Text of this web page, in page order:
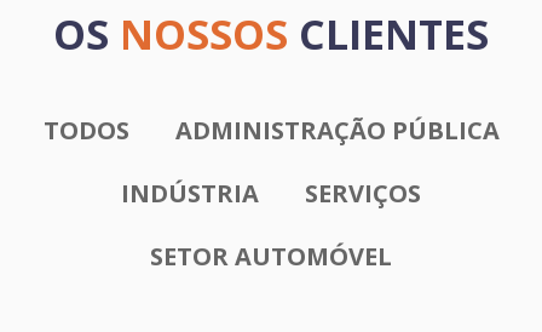
OS NOSSOS CLIENTES
TODOS
ADMINISTRAÇÃO PÚBLICA
INDÚSTRIA
SERVIÇOS
SETOR AUTOMÓVEL